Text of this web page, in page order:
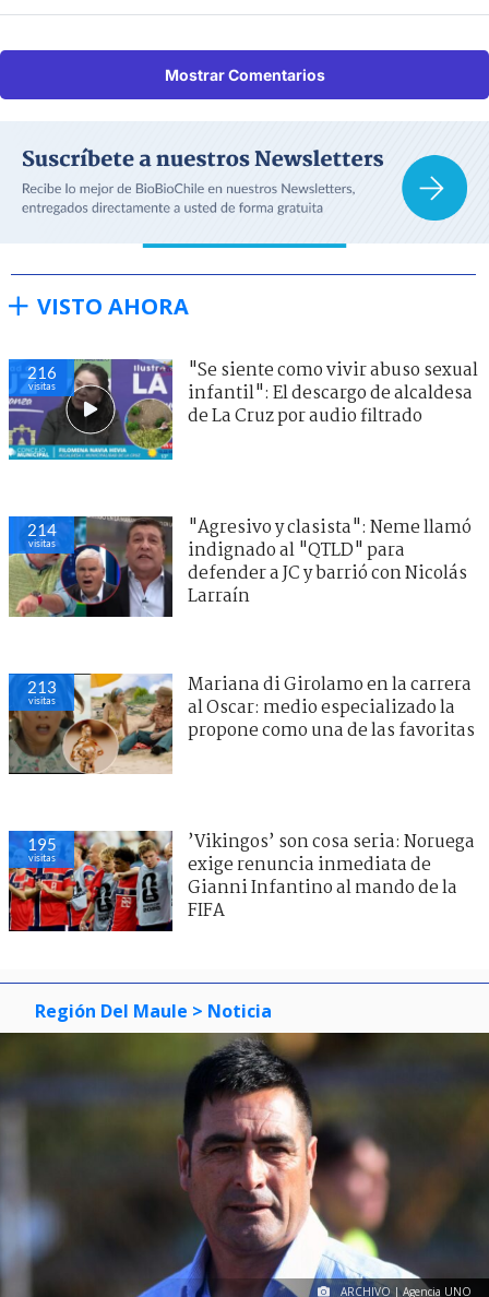
Mostrar Comentarios
VISTO AHORA
216
visitas
"Se siente como vivir abuso sexual
infantil": El descargo de alcaldesa
de La Cruz por audio filtrado
214
visitas
"Agresivo y clasista": Neme llamó
indignado al "QTLD" para
defender a JC y barrió con Nicolás
Larraín
213
visitas
Mariana di Girolamo en la carrera
al Oscar: medio especializado la
propone como una de las favoritas
195
visitas
’Vikingos’ son cosa seria: Noruega
exige renuncia inmediata de
Gianni Infantino al mando de la
FIFA
Región Del Maule > Noticia
ARCHIVO | Agencia UNO